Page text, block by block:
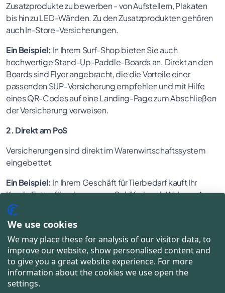
Zusatzprodukte zu bewerben - von Aufstellern, Plakaten
bis hin zu LED-Wänden. Zu den Zusatzprodukten gehören
auch In-Store-Versicherungen.
Ein Beispiel: In Ihrem Surf-Shop bieten Sie auch
hochwertige Stand-Up-Paddle-Boards an. Direkt an den
Boards sind Flyer angebracht, die die Vorteile einer
passenden SUP-Versicherung empfehlen und mit Hilfe
eines QR-Codes auf eine Landing-Page zum Abschließen
der Versicherung verweisen.
2. Direkt am PoS
Versicherungen sind direkt im Warenwirtschaftssystem
eingebettet.
Ein Beispiel: In Ihrem Geschäft für Tierbedarf kauft Ihr
Kunde Futter für seinen neuen Schäferhund-Welpen. An
der Kasse wird er durch einen Aufsteller auf die
Hundekrankenversicherung aufmerksam. Nach einer
Beratung über die Leistungen entscheidet er sich für den
Abschluss der Versicherung. Sie geben alle relevanten
Daten des Tieres direkt in Ihr System ein und schließen die
Versicherung so für den Kunden ab.
3. Als Paketbeilage
We use cookies
We may place these for analysis of our visitor data, to
improve our website, show personalised content and
to give you a great website experience. For more
information about the cookies we use open the
settings.